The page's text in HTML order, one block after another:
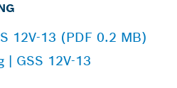
12V-13 (PDF 0.2 MB)
| GSS 12V-13